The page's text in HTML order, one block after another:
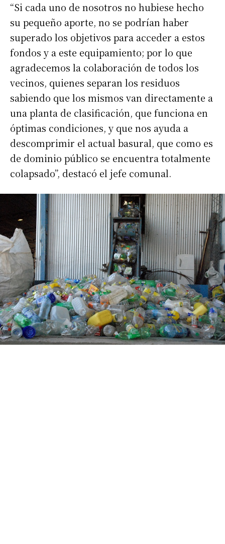
“Si cada uno de nosotros no hubiese hecho
su pequeño aporte, no se podrían haber
superado los objetivos para acceder a estos
fondos y a este equipamiento; por lo que
agradecemos la colaboración de todos los
vecinos, quienes separan los residuos
sabiendo que los mismos van directamente a
una planta de clasificación, que funciona en
óptimas condiciones, y que nos ayuda a
descomprimir el actual basural, que como es
de dominio público se encuentra totalmente
colapsado”, destacó el jefe comunal.